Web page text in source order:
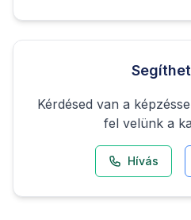
Kérdésed van a
fel velünk a
Hívás